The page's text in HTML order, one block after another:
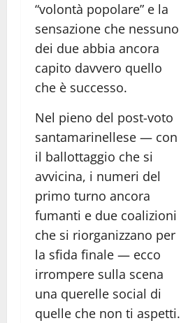
“volontà popolare” e la
sensazione che nessuno
dei due abbia ancora
capito davvero quello
che è successo.
Nel pieno del post-voto
santamarinellese — con
il ballottaggio che si
avvicina, i numeri del
primo turno ancora
fumanti e due coalizioni
che si riorganizzano per
la sfida finale — ecco
irrompere sulla scena
una querelle social di
quelle che non ti aspetti.